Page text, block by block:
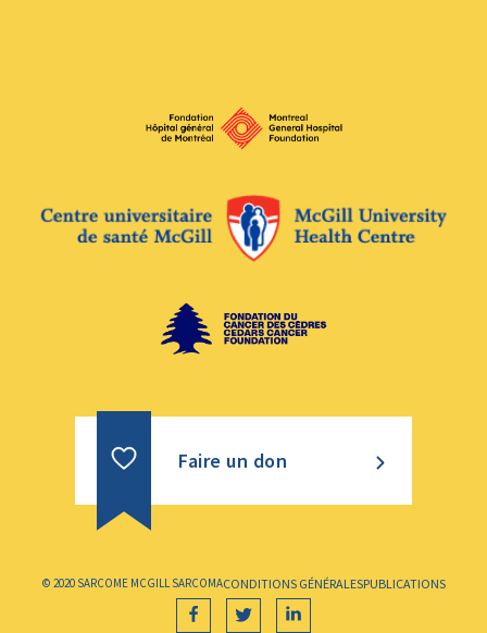
Faire un don
© 2020 SARCOME MCGILL SARCOMACONDITIONS GÉNÉRALESPUBLICATIONS